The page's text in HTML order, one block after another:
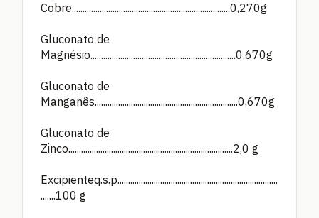
Cobre..........................................................................0,270g
Gluconato de
Magnésio....................................................................0,670g
Gluconato de
Manganês...................................................................0,670g
Gluconato de
Zinco.............................................................................2,0 g
Excipienteq.s.p...........................................................................
.......100 g